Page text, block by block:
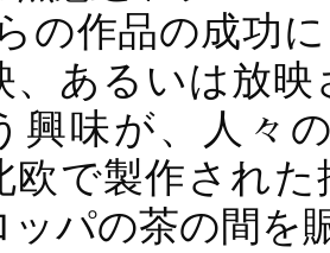
の作品の成功
、あるいは放
興味が、人々
欧で製作され
ッパの茶の間を